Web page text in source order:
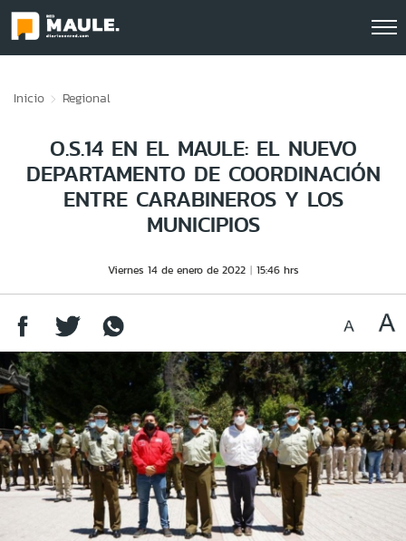
Inicio Regional
O.S.14 EN EL MAULE: EL NUEVO
DEPARTAMENTO DE COORDINACIÓN
ENTRE CARABINEROS Y LOS
MUNICIPIOS
Viernes 14 de enero de 2022 15:46 hrs